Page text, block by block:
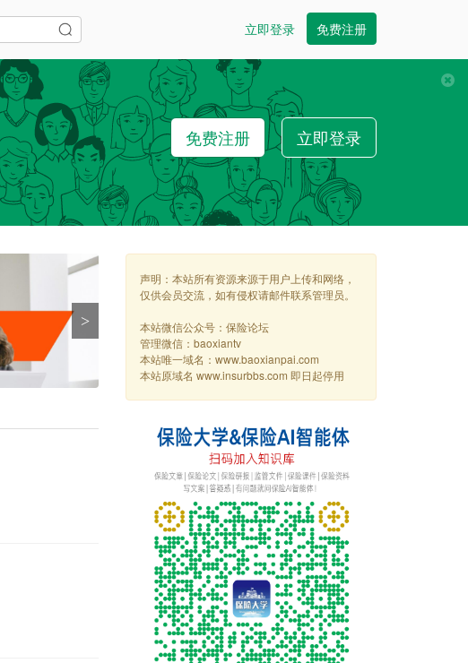
立即登录 免费注册
免费注册 立即登录
>
声明：本站所有资源来源于用户上传和网络，
仅供会员交流，如有侵权请邮件联系管理员。
本站微信公众号：保险论坛
管理微信：baoxiantv
本站唯一域名：www.baoxianpai.com
本站原域名 www.insurbbs.com 即日起停用